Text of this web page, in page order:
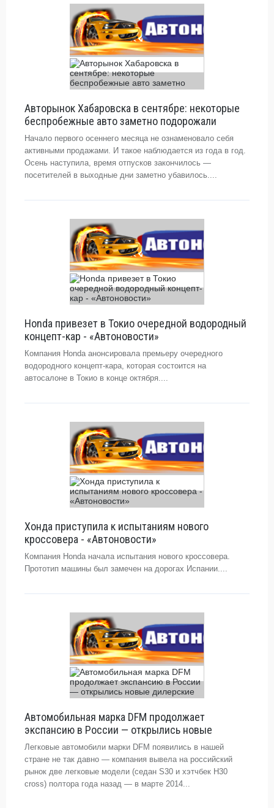
Авторынок Хабаровска в сентябре: некоторые
беспробежные авто заметно подорожали
Начало первого осеннего месяца не ознаменовало себя
активными продажами. И такое наблюдается из года в год.
Осень наступила, время отпусков закончилось —
посетителей в выходные дни заметно убавилось....
Honda привезет в Токио очередной водородный
концепт-кар - «Автоновости»
Компания Honda анонсировала премьеру очередного
водородного концепт-кара, которая состоится на
автосалоне в Токио в конце октября....
Хонда приступила к испытаниям нового
кроссовера - «Автоновости»
Компания Honda начала испытания нового кроссовера.
Прототип машины был замечен на дорогах Испании....
Автомобильная марка DFM продолжает
экспансию в России — открылись новые
Легковые автомобили марки DFM появились в нашей
стране не так давно — компания вывела на российский
рынок две легковые модели (седан S30 и хэтчбек H30
cross) полтора года назад — в марте 2014...